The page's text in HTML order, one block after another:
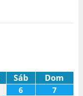
Sáb Dom
6
7